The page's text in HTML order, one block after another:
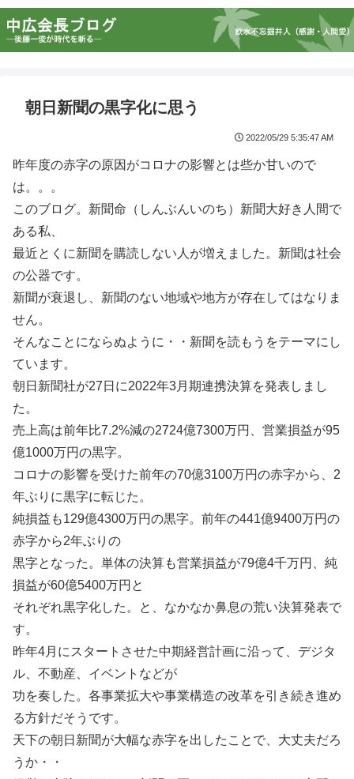
朝日新聞の黒字化に思う
2022/05/29 5:35:47 AM
昨年度の赤字の原因がコロナの影響とは些か甘いので
は。。。
このブログ。新聞命（しんぶんいのち）新聞大好き人間で
ある私、
最近とくに新聞を購読しない人が増えました。新聞は社会
の公器です。
新聞が衰退し、新聞のない地域や地方が存在してはなりま
せん。
そんなことにならぬように・・新聞を読もうをテーマにし
ています。
朝日新聞社が27日に2022年3月期連携決算を発表しまし
た。
売上高は前年比7.2%減の2724億7300万円、営業損益が95
億1000万円の黒字。
コロナの影響を受けた前年の70億3100万円の赤字から、2
年ぶりに黒字に転じた。
純損益も129億4300万円の黒字。前年の441億9400万円の
赤字から2年ぶりの
黒字となった。単体の決算も営業損益が79億4千万円、純
損益が60億5400万円と
それぞれ黒字化した。と、なかなか鼻息の荒い決算発表で
す。
昨年4月にスタートさせた中期経営計画に沿って、デジタ
ル、不動産、イベントなどが
功を奏した。各事業拡大や事業構造の改革を引き続き進め
る方針だそうです。
天下の朝日新聞が大幅な赤字を出したことで、大丈夫だろ
うか・・